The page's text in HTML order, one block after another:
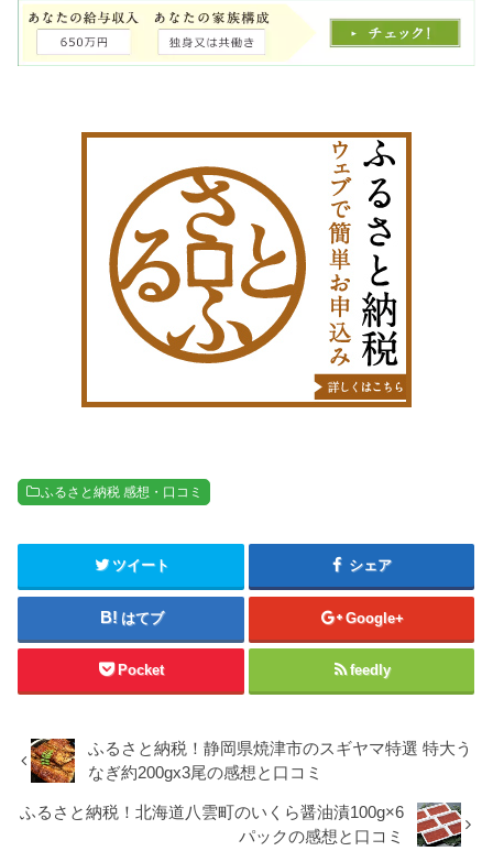
ふるさと納税 感想・口コミ
ツイート シェア
はてブ Google+
Pocket feedly
ふるさと納税！静岡県焼津市のスギヤマ特選 特大う
なぎ約200gx3尾の感想と口コミ
ふるさと納税！北海道八雲町のいくら醤油漬100g×6
パックの感想と口コミ